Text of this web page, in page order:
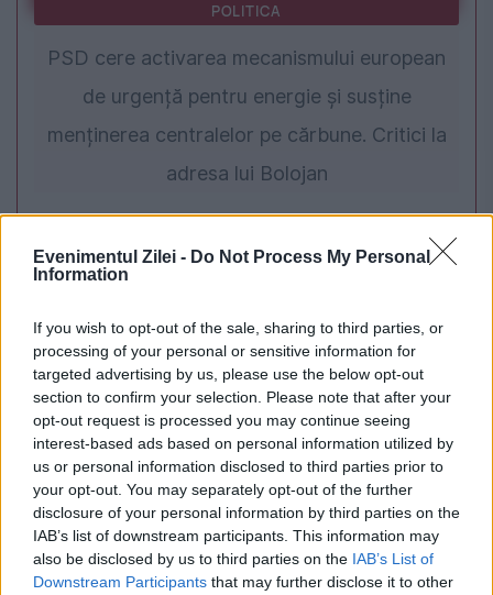
Evenimentul Zilei - Do Not Process My Personal
Information
If you wish to opt-out of the sale, sharing to third parties, or
processing of your personal or sensitive information for
targeted advertising by us, please use the below opt-out
section to confirm your selection. Please note that after your
opt-out request is processed you may continue seeing
interest-based ads based on personal information utilized by
us or personal information disclosed to third parties prior to
your opt-out. You may separately opt-out of the further
disclosure of your personal information by third parties on the
IAB’s list of downstream participants. This information may
also be disclosed by us to third parties on the IAB’s List of
Downstream Participants that may further disclose it to other
POLITICA
PSD cere activarea mecanismului european
de urgență pentru energie și susține
menținerea centralelor pe cărbune. Critici la
adresa lui Bolojan
SPORT
Tragere la sorți favorabilă pentru
Universitatea Craiova. Adversar accesibil în
play-off-ul Europa League